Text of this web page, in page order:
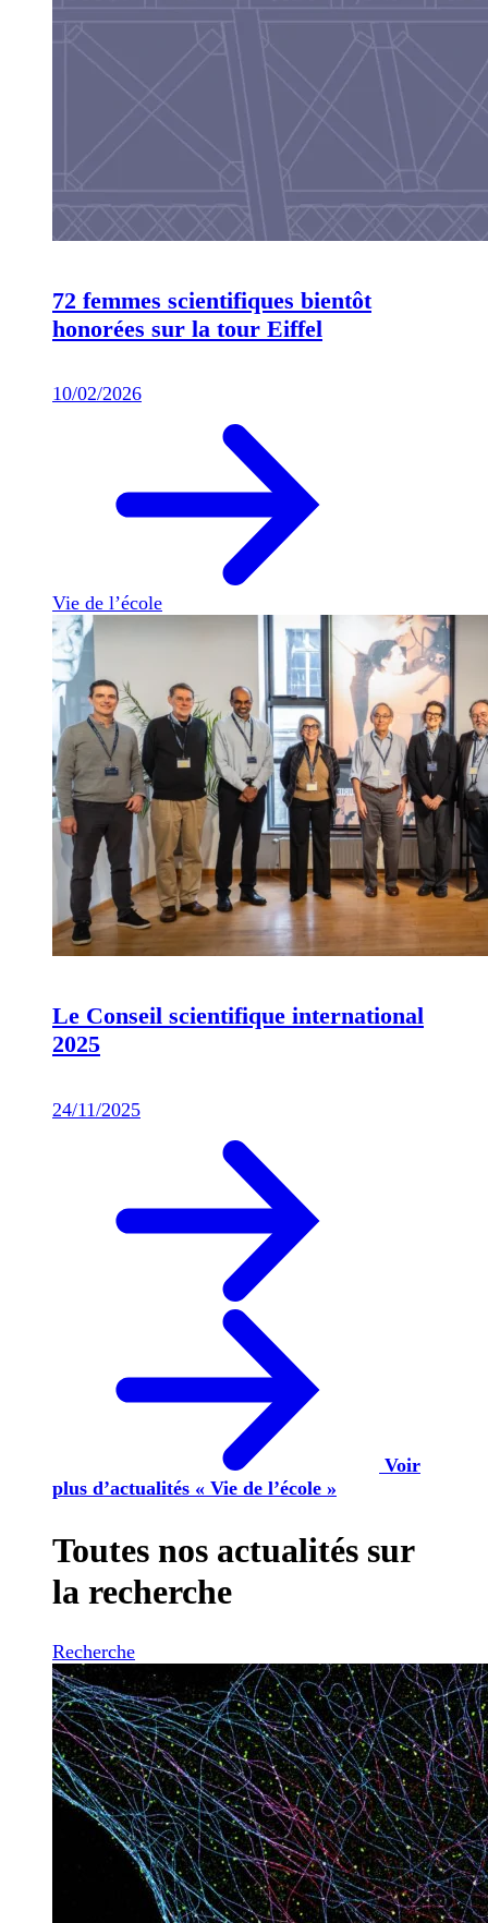
72 femmes scientifiques bientôt
honorées sur la tour Eiffel
10/02/2026
Vie de l’école
Le Conseil scientifique international
2025
24/11/2025
Voir
plus d’actualités « Vie de l’école »
Toutes nos actualités sur
la recherche
Recherche